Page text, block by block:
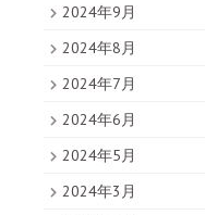
2024年9月
2024年8月
2024年7月
2024年6月
2024年5月
2024年3月